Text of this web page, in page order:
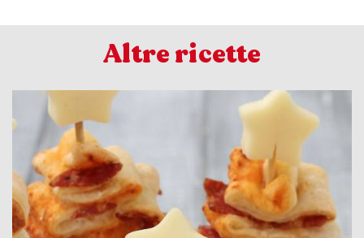
Altre ricette